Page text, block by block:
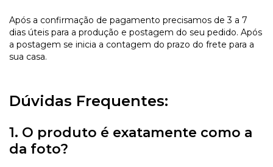
Após a confirmação de pagamento precisamos de 3 a 7
dias úteis para a produção e postagem do seu pedido. Após
a postagem se inicia a contagem do prazo do frete para a
sua casa.
Dúvidas Frequentes:
1. O produto é exatamente como a
da foto?